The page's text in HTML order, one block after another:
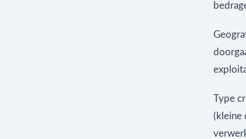
Type
(kleine